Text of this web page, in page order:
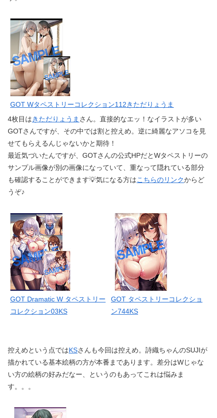
GOT Wタペストリーコレクション112きただりょうま
4枚目はきただりょうま さん。直接的なエッ！なイラストが多い
GOTさんですが、その中では割と控えめ。逆に綺麗なアソコを見
せてもらえるんじゃないかと期待！
最近気づいたんですが、GOTさんの公式HPだとWタペストリーの
サンプル画像が別の画像になっていて、重なって隠れている部分
も確認することができます💡気になる方はこちらのリンクからど
うぞ♪
GOT Dramatic W タペストリー
コレクション03KS
GOT タペストリーコレクショ
ン744KS
控えめという点ではKSさんも今回は控えめ。詩織ちゃんのSUJIが
描かれている基本絵柄の方が本番まであります。差分はWじゃな
い方の絵柄の好みだなー、というのもあってこれは悩みま
す。。。